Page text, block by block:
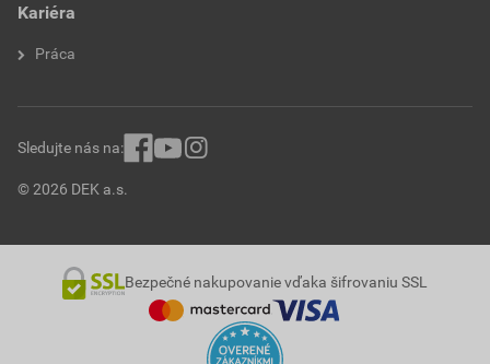
Kariéra
Práca
© 2026 DEK a.s.
Sledujte nás na:
Bezpečné nakupovanie vďaka šifrovaniu SSL